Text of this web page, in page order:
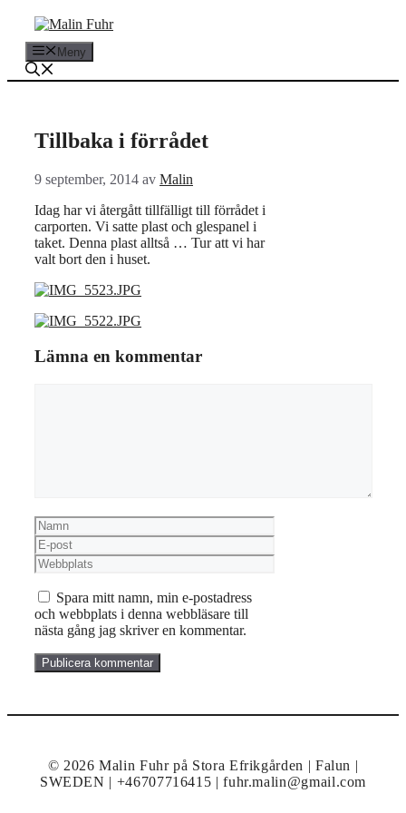
Hoppa
innehåll Meny
Tillbaka i förrådet
9 september, 2014 av Malin
Idag har vi återgått tillfälligt till förrådet i
carporten. Vi satte plast och glespanel i
taket. Denna plast alltså … Tur att vi har
valt bort den i huset.
Lämna en kommentar
Namn
E-
post
Webbplats
Spara mitt namn, min e-postadress
och webbplats i denna webbläsare till
nästa gång jag skriver en kommentar.
© 2026 Malin Fuhr på Stora Efrikgården | Falun |
SWEDEN | +46707716415 | fuhr.malin@gmail.com